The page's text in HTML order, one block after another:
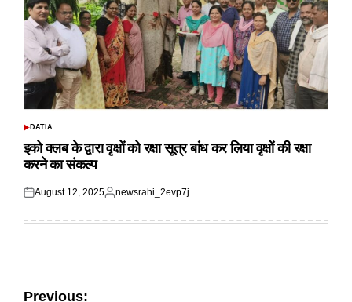
POSTED
DATIA
इको क्लब के द्वारा वृक्षों को रक्षा सूत्र बांध कर लिया वृक्षों की रक्षा
करने का संकल्प
Posted
August 12, 2025
Posted
newsrahi_2evp7j
Previous: